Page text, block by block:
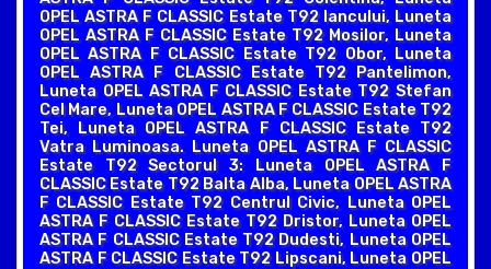
OPEL ASTRA F CLASSIC Estate T92 Iancului, Luneta
OPEL ASTRA F CLASSIC Estate T92 Mosilor, Luneta
OPEL ASTRA F CLASSIC Estate T92 Obor, Luneta
OPEL ASTRA F CLASSIC Estate T92 Pantelimon,
Luneta OPEL ASTRA F CLASSIC Estate T92 Stefan
Cel Mare, Luneta OPEL ASTRA F CLASSIC Estate T92
Tei, Luneta OPEL ASTRA F CLASSIC Estate T92
Vatra Luminoasa. Luneta OPEL ASTRA F CLASSIC
Estate T92 Sectorul 3: Luneta OPEL ASTRA F
CLASSIC Estate T92 Balta Alba, Luneta OPEL ASTRA
F CLASSIC Estate T92 Centrul Civic, Luneta OPEL
ASTRA F CLASSIC Estate T92 Dristor, Luneta OPEL
ASTRA F CLASSIC Estate T92 Dudesti, Luneta OPEL
ASTRA F CLASSIC Estate T92 Lipscani, Luneta OPEL